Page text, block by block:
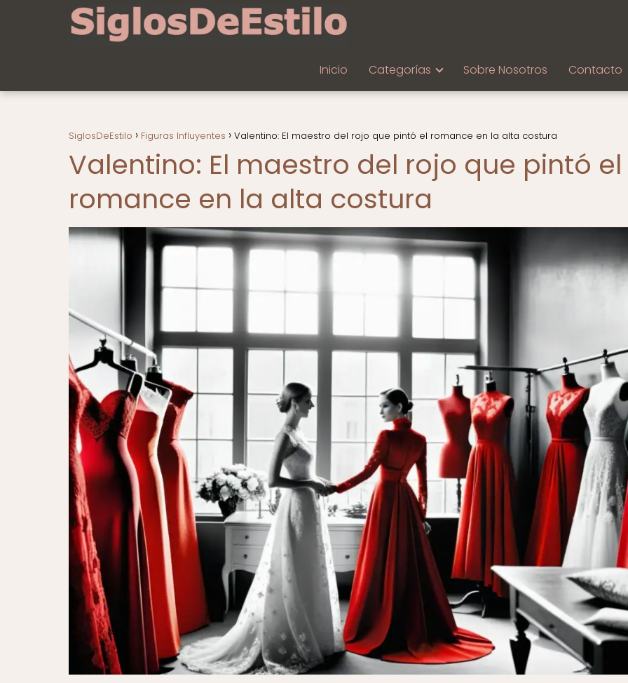
Inicio Categorías Sobre Nosotros Contacto
SiglosDeEstilo Figuras Influyentes Valentino: El maestro del rojo que pintó el romance en la alta costura
Valentino: El maestro del rojo que pintó el
romance en la alta costura